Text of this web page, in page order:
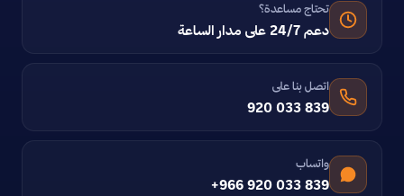
تحتاج مساعدة؟
دعم 24/7 على مدار الساعة
اتصل بنا على
920 033 839
واتساب
+966 920 033 839